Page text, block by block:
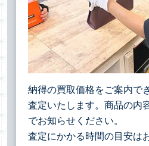
納得の買取価格をご案内で
査定いたします。商品の内
でお知らせください。
査定にかかる時間の目安は